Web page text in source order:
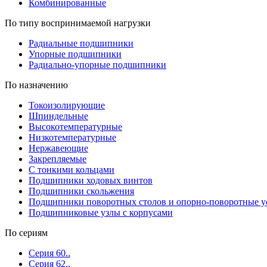
Комбинированные
По типу воспринимаемой нагрузки
Радиальные подшипники
Упорные подшипники
Радиально-упорные подшипники
По назначению
Токоизолирующие
Шпиндельные
Высокотемпературные
Низкотемпературные
Нержавеющие
Закрепляемые
С тонкими кольцами
Подшипники ходовых винтов
Подшипники скольжения
Подшипники поворотных столов и опорно-поворотные
Подшипниковые узлы с корпусами
По сериям
Серия 60..
Серия 62..